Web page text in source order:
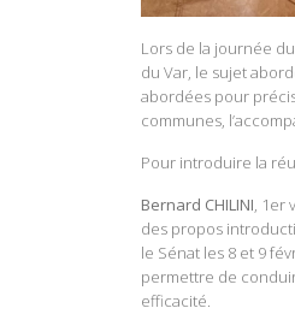
Lors de la journée
du Var, le sujet
abordées pour
communes,
Pour introduire la
Bernard CHILINI, 1er
des propos
le Sénat les 8 et 9
permettre de
efficacité.